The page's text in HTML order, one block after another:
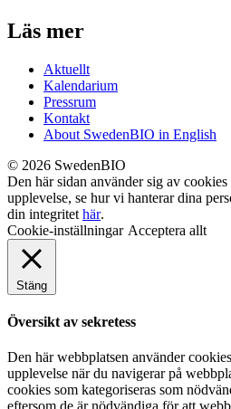
Läs mer
Aktuellt
Kalendarium
Pressrum
Kontakt
About SwedenBIO in English
© 2026 SwedenBIO
Den här sidan använder sig av
upplevelse, se hur vi hanterar dina
din integritet här.
Cookie-inställningar Acceptera allt
Stäng
Översikt av sekretess
Den här webbplatsen använder
upplevelse när du navigerar på
cookies som kategoriseras som